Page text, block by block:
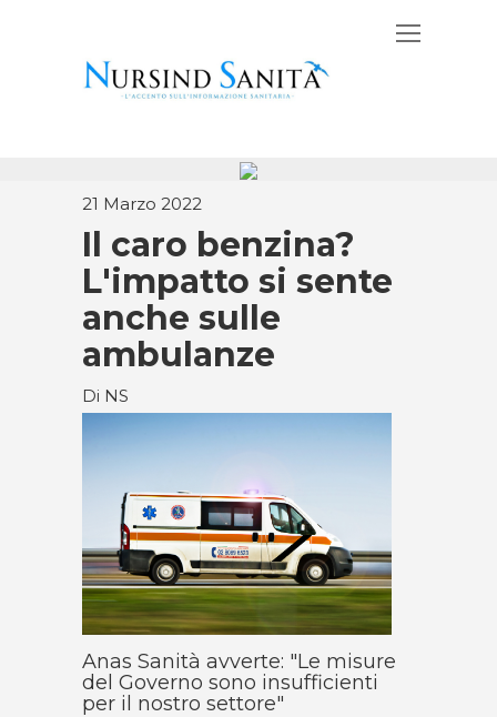
21 Marzo 2022
Il caro benzina?
L'impatto si sente
anche sulle
ambulanze
Di NS
Anas Sanità avverte: "Le misure
del Governo sono insufficienti
per il nostro settore"